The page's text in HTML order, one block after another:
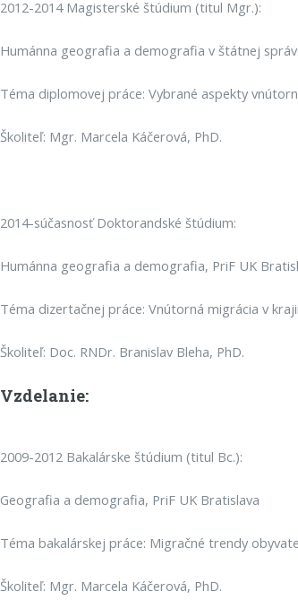
2012-2014 Magisterské štúdium (titul Mgr.):
Humánna geografia a demografia v štátnej
Téma diplomovej práce: Vybrané aspekty
Školiteľ: Mgr. Marcela Káčerová, PhD.
2014-súčasnosť Doktorandské štúdium:
Humánna geografia a demografia, PriF UK
Téma dizertačnej práce: Vnútorná migrácia v
Školiteľ: Doc. RNDr. Branislav Bleha, PhD.
Vzdelanie:
2009-2012 Bakalárske štúdium (titul Bc.):
Geografia a demografia, PriF UK Bratislava
Téma bakalárskej práce: Migračné trendy
Školiteľ: Mgr. Marcela Káčerová, PhD.